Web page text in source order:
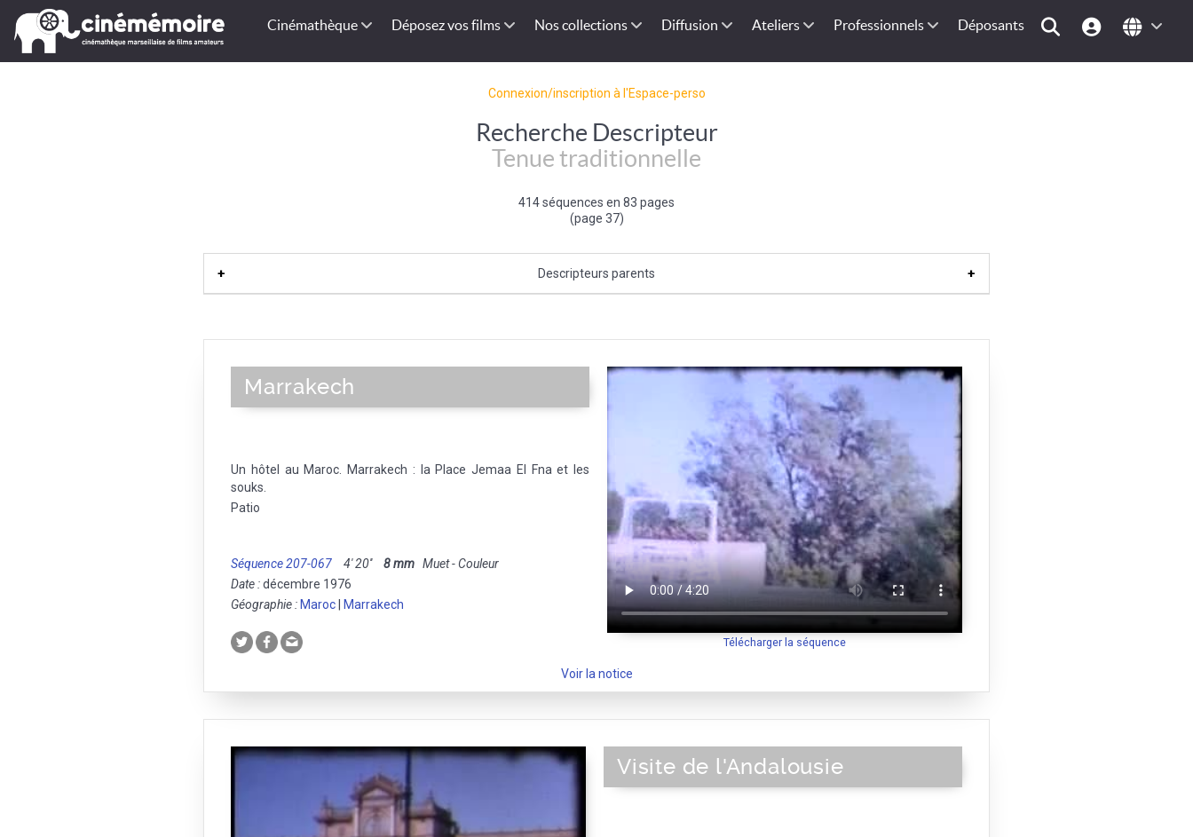
Cinémathèque Déposez vos films Nos collections Diffusion Ateliers Professionnels Déposants
Connexion/inscription à l'Espace-perso
Recherche Descripteur
Tenue traditionnelle
414 séquences en 83 pages
(page 37)
Descripteurs parents
Télécharger la séquence
Marrakech
Un hôtel au Maroc. Marrakech : la Place Jemaa El Fna et les
souks.
Patio
Séquence 207-067 4' 20'' 8 mm Muet - Couleur
Date :décembre 1976
Géographie : Maroc Marrakech
Voir la notice
Visite de l'Andalousie